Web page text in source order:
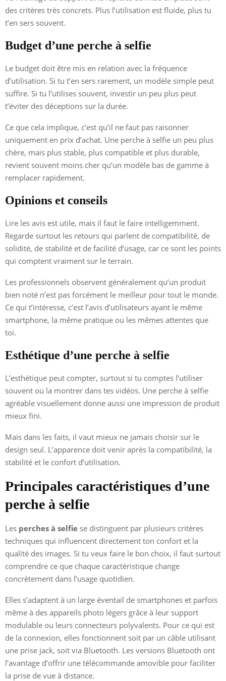
des critères très concrets. Plus l’utilisation est fluide, plus tu
t’en sers souvent.
Budget d’une perche à selfie
Le budget doit être mis en relation avec la fréquence
d’utilisation. Si tu t’en sers rarement, un modèle simple peut
suffire. Si tu l’utilises souvent, investir un peu plus peut
t’éviter des déceptions sur la durée.
Ce que cela implique, c’est qu’il ne faut pas raisonner
uniquement en prix d’achat. Une perche à selfie un peu plus
chère, mais plus stable, plus compatible et plus durable,
revient souvent moins cher qu’un modèle bas de gamme à
remplacer rapidement.
Opinions et conseils
Lire les avis est utile, mais il faut le faire intelligemment.
Regarde surtout les retours qui parlent de compatibilité, de
solidité, de stabilité et de facilité d’usage, car ce sont les points
qui comptent vraiment sur le terrain.
Les professionnels observent généralement qu’un produit
bien noté n’est pas forcément le meilleur pour tout le monde.
Ce qui t’intéresse, c’est l’avis d’utilisateurs ayant le même
smartphone, la même pratique ou les mêmes attentes que
toi.
Esthétique d’une perche à selfie
L’esthétique peut compter, surtout si tu comptes l’utiliser
souvent ou la montrer dans tes vidéos. Une perche à selfie
agréable visuellement donne aussi une impression de produit
mieux fini.
Mais dans les faits, il vaut mieux ne jamais choisir sur le
design seul. L’apparence doit venir après la compatibilité, la
stabilité et le confort d’utilisation.
Principales caractéristiques d’une
perche à selfie
Les perches à selfie se distinguent par plusieurs critères
techniques qui influencent directement ton confort et la
qualité des images. Si tu veux faire le bon choix, il faut surtout
comprendre ce que chaque caractéristique change
concrètement dans l’usage quotidien.
Elles s’adaptent à un large éventail de smartphones et parfois
même à des appareils photo légers grâce à leur support
modulable ou leurs connecteurs polyvalents. Pour ce qui est
de la connexion, elles fonctionnent soit par un câble utilisant
une prise jack, soit via Bluetooth. Les versions Bluetooth ont
l’avantage d’offrir une télécommande amovible pour faciliter
la prise de vue à distance.